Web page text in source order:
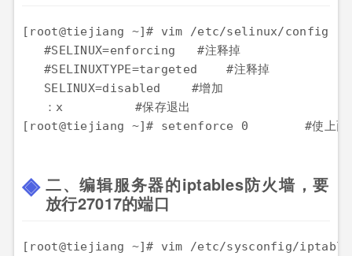
[root@tiejiang ~]# vim /etc/selinux/config	#进入selinux的配置文件
   #SELINUX=enforcing   #注释掉
   #SELINUXTYPE=targeted    #注释掉
   SELINUX=disabled 	#增加
   ：x		#保存退出
[root@tiejiang
二、编辑服务器的iptables防火墙，要
放行27017的端口
[root@tiejiang ~]# vim /etc/sysconfig/